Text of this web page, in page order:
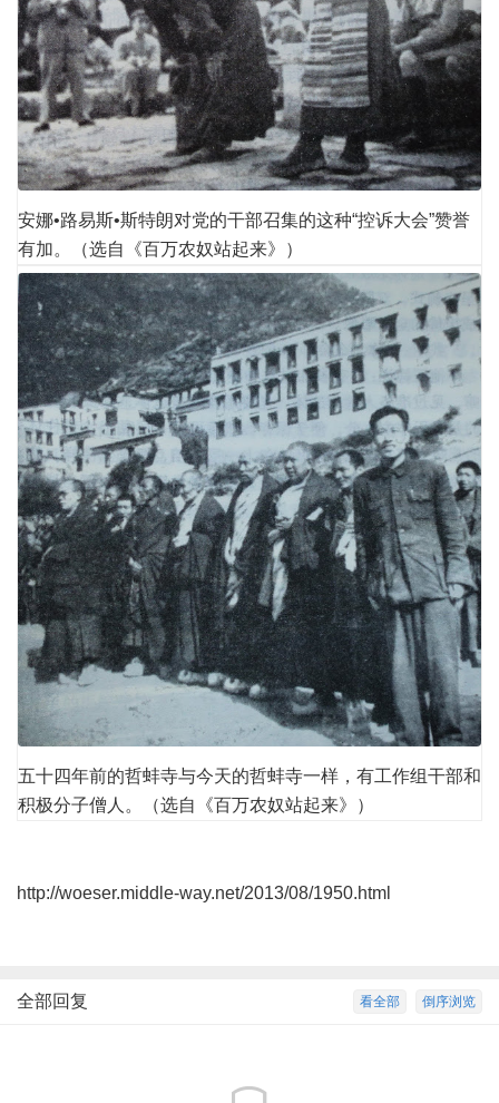
安娜•路易斯•斯特朗对党的干部召集的这种“控诉大会”赞誉
有加。（选自《百万农奴站起来》）
五十四年前的哲蚌寺与今天的哲蚌寺一样，有工作组干部和
积极分子僧人。（选自《百万农奴站起来》）
http://woeser.middle-way.net/2013/08/1950.html
倒序浏览
看全部
全部回复